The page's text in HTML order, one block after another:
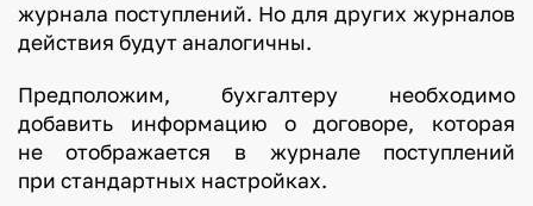
журнала поступлений. Но для других журналов
действия будут аналогичны.
Предположим, бухгалтеру необходимо
добавить информацию о договоре, которая
не отображается в журнале поступлений
при стандартных настройках.